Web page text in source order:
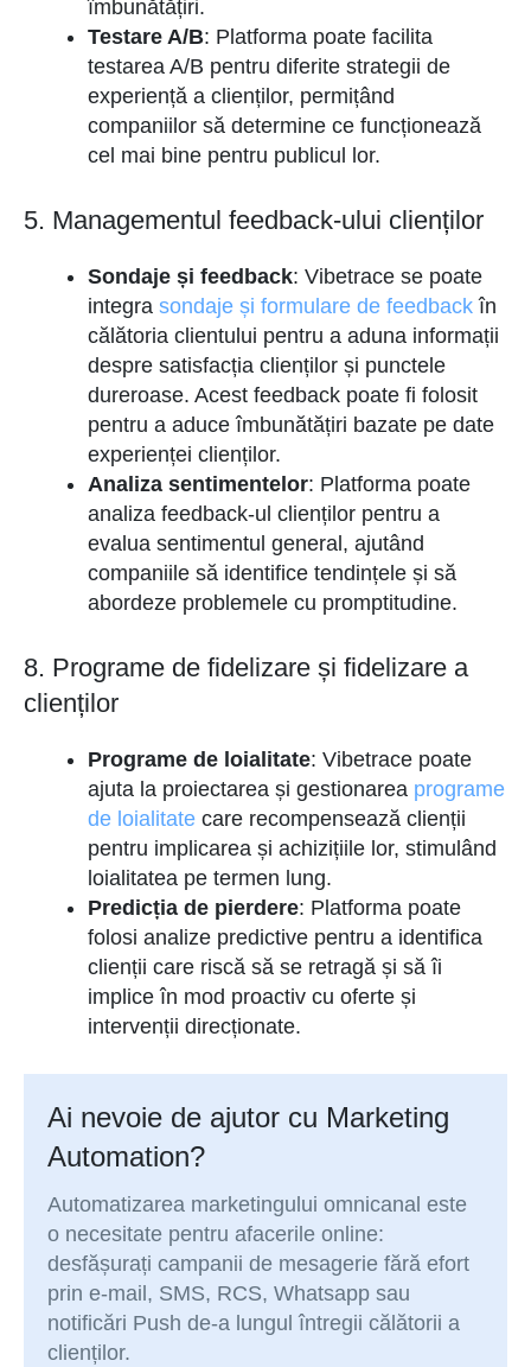
îmbunătățiri.
Testare A/B: Platforma poate facilita
testarea A/B pentru diferite strategii de
experiență a clienților, permițând
companiilor să determine ce funcționează
cel mai bine pentru publicul lor.
5. Managementul feedback-ului clienților
Sondaje și feedback: Vibetrace se poate
integra sondaje și formulare de feedback în
călătoria clientului pentru a aduna informații
despre satisfacția clienților și punctele
dureroase. Acest feedback poate fi folosit
pentru a aduce îmbunătățiri bazate pe date
experienței clienților.
Analiza sentimentelor: Platforma poate
analiza feedback-ul clienților pentru a
evalua sentimentul general, ajutând
companiile să identifice tendințele și să
abordeze problemele cu promptitudine.
8. Programe de fidelizare și fidelizare a
clienților
Programe de loialitate: Vibetrace poate
ajuta la proiectarea și gestionarea programe
de loialitate care recompensează clienții
pentru implicarea și achizițiile lor, stimulând
loialitatea pe termen lung.
Predicția de pierdere: Platforma poate
folosi analize predictive pentru a identifica
clienții care riscă să se retragă și să îi
implice în mod proactiv cu oferte și
intervenții direcționate.
Ai nevoie de ajutor cu Marketing
Automation?
Automatizarea marketingului omnicanal este
o necesitate pentru afacerile online:
desfășurați campanii de mesagerie fără efort
prin e-mail, SMS, RCS, Whatsapp sau
notificări Push de-a lungul întregii călătorii a
clienților.